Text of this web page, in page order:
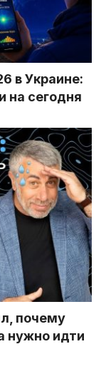
в Украине:
на сегодня
почему
нужно идти